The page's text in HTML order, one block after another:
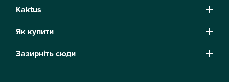
Kaktus
Як купити
Зазирніть сюди